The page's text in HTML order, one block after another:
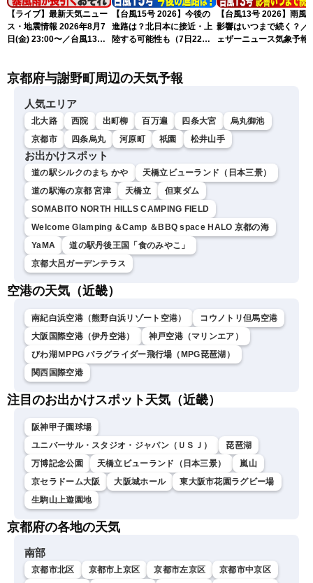
【ライブ】最新天気ニュー
ス・地震情報 2026年8月7
日(金) 23:00〜／台風13号
【台風15号 2026】今後の
進路は？北日本に接近・上
陸する可能性も（7日22時
【台風13号 2026】雨風
影響はいつまで続く？／
ェザーニュース気象予報
京都府与謝野町周辺の天気予報
人気エリア
北大路 西院 出町柳 百万遍 四条大宮
烏丸御池
京都市
四条烏丸 河原町 祇園 松井山手
お出かけスポット
道の駅シルクのまち かや
天橋立ビューランド（日本三景）
道の駅海の京都 宮津
天橋立
但東ダム
SOMABITO NORTH HILLS CAMPING FIELD
Welcome Glamping ＆Camp ＆BBQ space HALO 京都の海
YaMA
道の駅丹後王国「食のみやこ」
京都大呂ガーデンテラス
空港の天気（近畿）
南紀白浜空港（熊野白浜リゾート空港）
コウノトリ但馬空港
大阪国際空港（伊丹空港）
神戸空港（マリンエア）
びわ湖ＭPPG パラグライダー飛行場（MPG琵琶湖）
関西国際空港
注目のお出かけスポット天気（近畿）
阪神甲子園球場
ユニバーサル・スタジオ・ジャパン（ＵＳＪ）
琵琶湖
万博記念公園
天橋立ビューランド（日本三景）
嵐山
京セラドーム大阪
大阪城ホール
東大阪市花園ラグビー場
生駒山上遊園地
京都府の各地の天気
南部
京都市北区 京都市上京区 京都市左京区
京都市中京区